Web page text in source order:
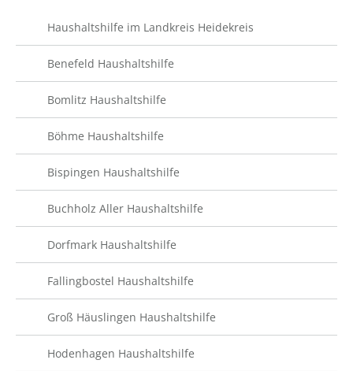
Haushaltshilfe im Landkreis Heidekreis
Benefeld Haushaltshilfe
Bomlitz Haushaltshilfe
Böhme Haushaltshilfe
Bispingen Haushaltshilfe
Buchholz Aller Haushaltshilfe
Dorfmark Haushaltshilfe
Fallingbostel Haushaltshilfe
Groß Häuslingen Haushaltshilfe
Hodenhagen Haushaltshilfe